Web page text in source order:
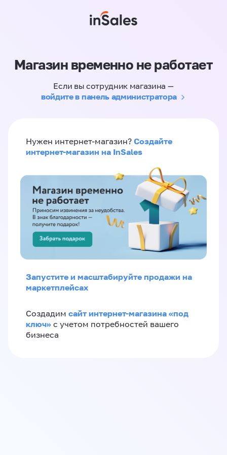
Магазин временно не работает
Если вы сотрудник магазина —
войдите в панель администратора
Нужен интернет-магазин? Создайте
интернет-магазин на InSales
Запустите и масштабируйте продажи на
маркетплейсах
Создадим сайт интернет-магазина «под
ключ» с учетом потребностей вашего
бизнеса